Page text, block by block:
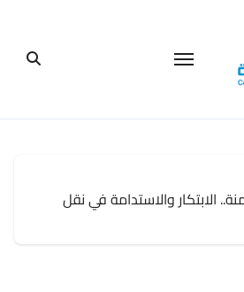
الابتكار والاستدامة في نقل